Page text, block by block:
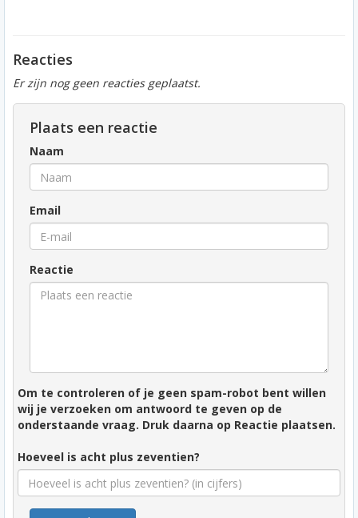
Reacties
Er zijn nog geen reacties geplaatst.
Plaats een reactie
Naam
Email
Reactie
Om te controleren of je geen spam-robot bent willen
wij je verzoeken om antwoord te geven op de
onderstaande vraag. Druk daarna op Reactie plaatsen.
Hoeveel is acht plus zeventien?